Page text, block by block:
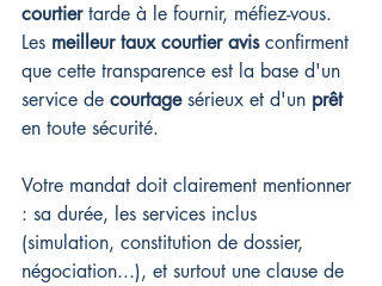
courtier tarde à le fournir, méfiez-vous.
Les meilleur taux courtier avis confirment
que cette transparence est la base d'un
service de courtage sérieux et d'un prêt
en toute sécurité.
Votre mandat doit clairement mentionner
: sa durée, les services inclus
(simulation, constitution de dossier,
négociation...), et surtout une clause de